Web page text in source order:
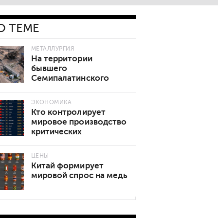
ТЕМЕ
МЕТАЛЛУРГИЯ
На территории
бывшего
Семипалатинского
месторождений
полезных ископаемых
ЭКОНОМИКА
Кто контролирует
мировое производство
критических
ЦЕНЫ
Китай формирует
мировой спрос на медь